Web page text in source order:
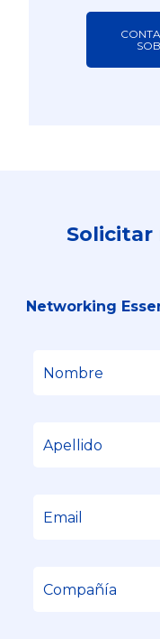
Solicitar
Networking